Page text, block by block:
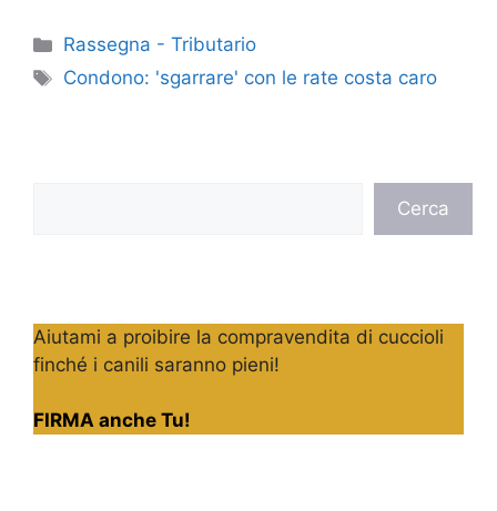
Categorie
Rassegna - Tributario
Tag
Condono: 'sgarrare' con le rate costa caro
Cerca
Aiutami a proibire la compravendita di cuccioli
finché i canili saranno pieni!
FIRMA anche Tu!